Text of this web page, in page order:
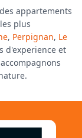
appartements
plus
, Perpignan, Le
d'experience et